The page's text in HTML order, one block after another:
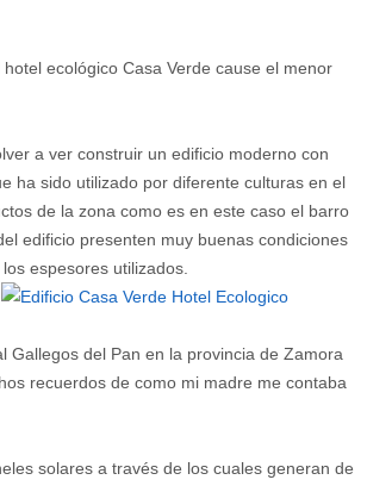
ecológico Casa Verde cause el menor
a ver construir un edificio moderno con
ha sido utilizado por diferente culturas en el
de la zona como es en este caso el barro
edificio presenten muy buenas condiciones
espesores utilizados.
del Pan en la provincia de Zamora
recuerdos de como mi madre me contaba
solares a través de los cuales generan de